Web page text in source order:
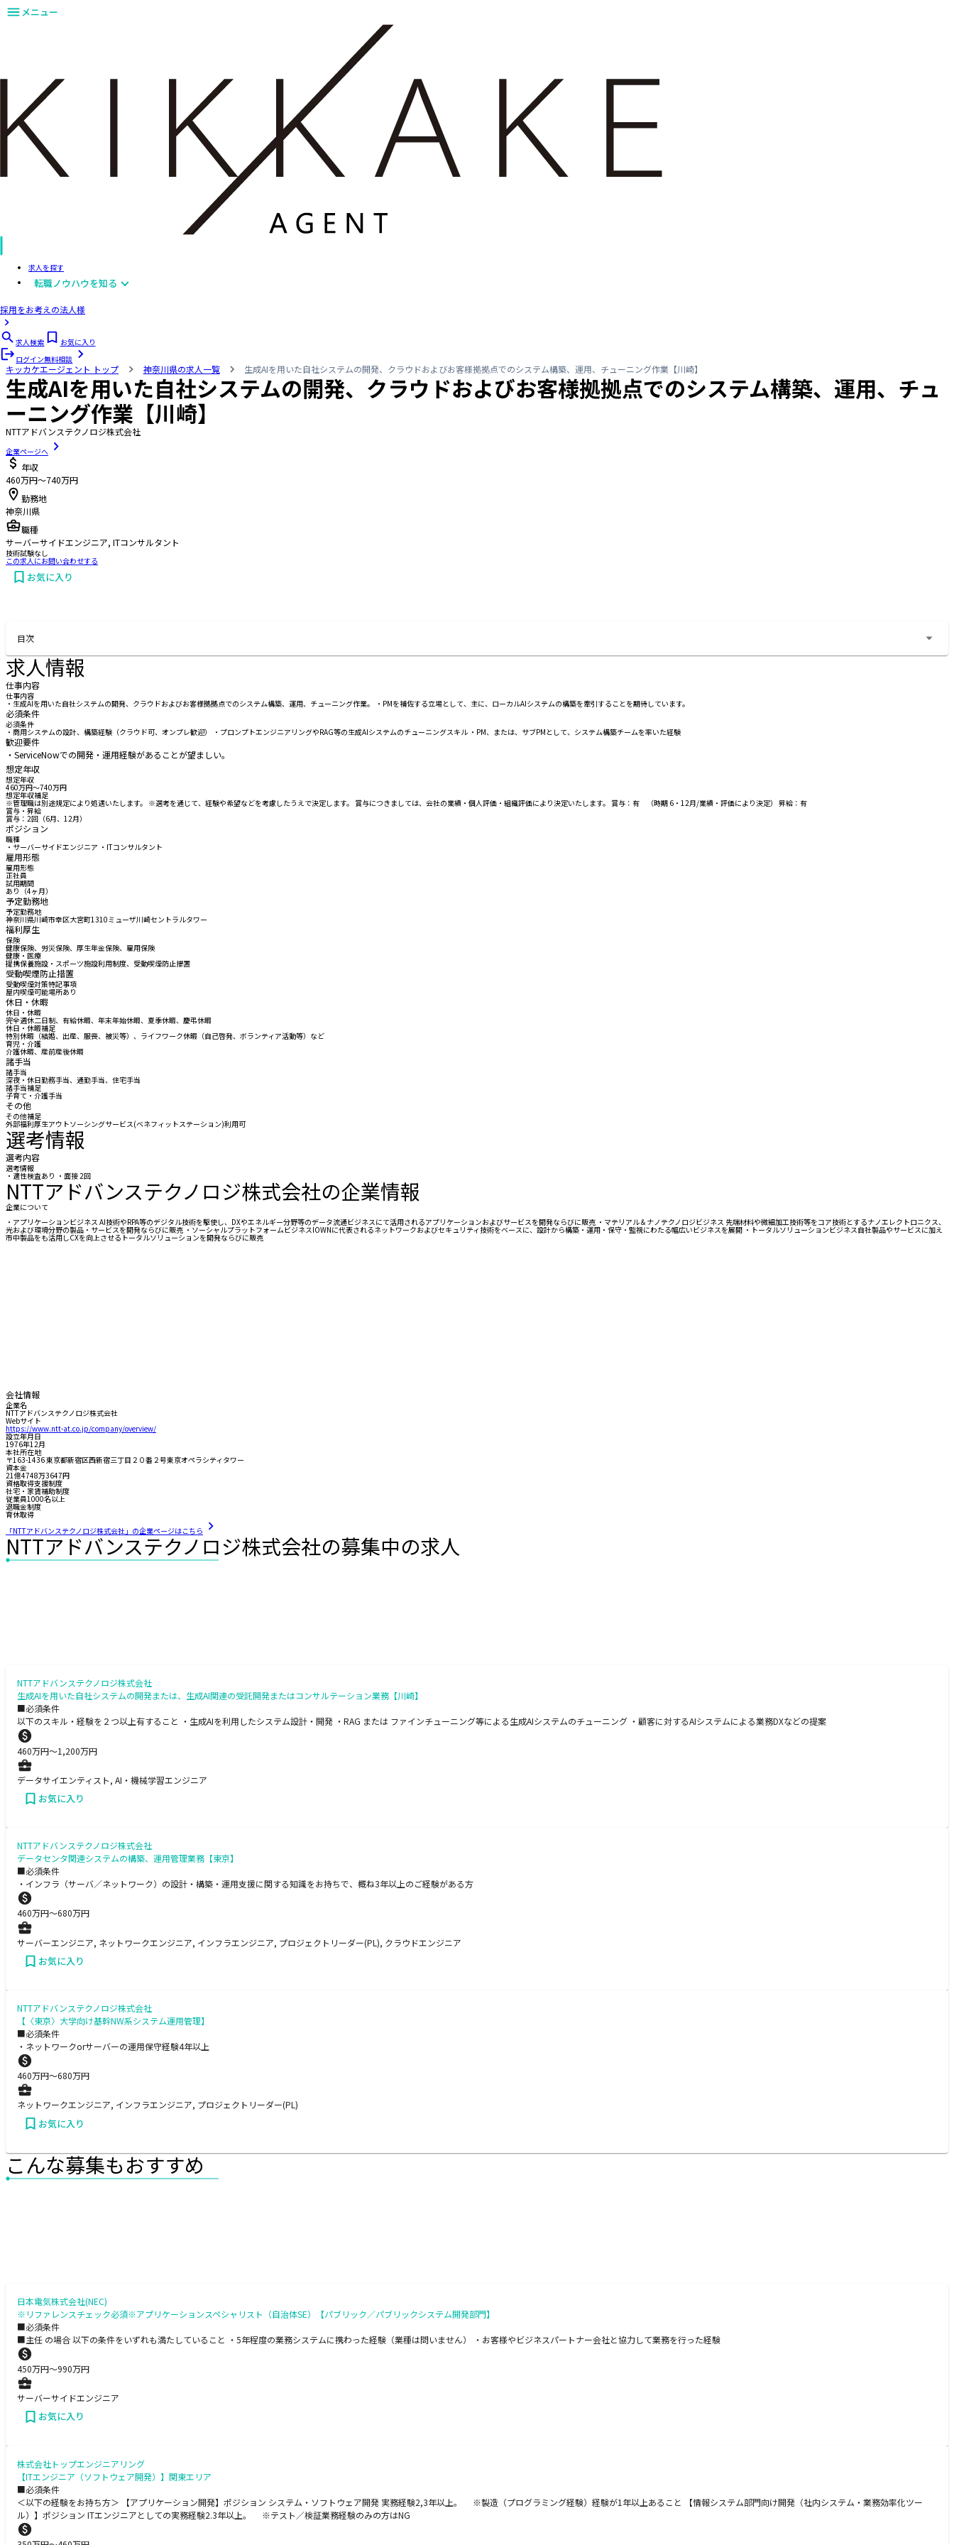
メニュー
求人を探す
転職ノウハウを知る
採用をお考えの法人様
求人検索
お気に入り
ログイン無料相談
キッカケエージェント トップ 神奈川県の求人一覧 生成AIを用いた自社システムの開発、クラウドおよびお客様拠拠点でのシステム構築、運用、チューニング作業【川崎】
生成AIを用いた自社システムの開発、クラウドおよびお客様拠拠点でのシステム構築、運用、チュ
ーニング作業【川崎】
NTTアドバンステクノロジ株式会社
企業ページへ
年収
460万円〜740万円
勤務地
神奈川県
職種
サーバーサイドエンジニア, ITコンサルタント
技術試験なし
この求人にお問い合わせする
お気に入り
目次
求人情報
仕事内容
仕事内容
・生成AIを用いた自社システムの開発、クラウドおよびお客様拠拠点でのシステム構築、運用、チューニング作業。 ・PMを補佐する立場として、主に、ローカルAIシステムの構築を牽引することを期待しています。
必須条件
必須条件
・商用システムの設計、構築経験（クラウド可、オンプレ歓迎） ・プロンプトエンジニアリングやRAG等の生成AIシステムのチューニングスキル ・PM、または、サブPMとして、システム構築チームを率いた経験
歓迎要件
・ServiceNowでの開発・運用経験があることが望ましい。
想定年収
想定年収
460万円〜740万円
想定年収補足
※管理職は別途規定により処遇いたします。 ※選考を通じて、経験や希望などを考慮したうえで決定します。 賞与につきましては、会社の業績・個人評価・組織評価により決定いたします。 賞与：有 （時期 6・12月/業績・評価により決定） 昇給：有
賞与・昇給
賞与：2回（6月、12月）
ポジション
職種
・サーバーサイドエンジニア ・ITコンサルタント
雇用形態
雇用形態
正社員
試用期間
あり（4ヶ月）
予定勤務地
予定勤務地
神奈川県川崎市幸区大宮町1310ミューザ川崎セントラルタワー
福利厚生
保険
健康保険、労災保険、厚生年金保険、雇用保険
健康・医療
提携保養施設・スポーツ施設利用制度、受動喫煙防止措置
受動喫煙防止措置
受動喫煙対策特記事項
屋内喫煙可能場所あり
休日・休暇
休日・休暇
完全週休二日制、有給休暇、年末年始休暇、夏季休暇、慶弔休暇
休日・休暇補足
特別休暇（結婚、出産、服喪、被災等）、ライフワーク休暇（自己啓発、ボランティア活動等）など
育児・介護
介護休暇、産前産後休暇
諸手当
諸手当
深夜・休日勤務手当、通勤手当、住宅手当
諸手当補足
子育て・介護手当
その他
その他補足
外部福利厚生アウトソーシングサービス(ベネフィットステーション)利用可
選考情報
選考内容
選考情報
・適性検査あり ・面接 2回
NTTアドバンステクノロジ株式会社の企業情報
企業について
・アプリケーションビジネス AI技術やRPA等のデジタル技術を駆使し、DXやエネルギー分野等のデータ流通ビジネスにて活用されるアプリケーションおよびサービスを開発ならびに販売 ・マテリアル＆ナノテクノロジビジネス 先端材料や微細加工技術等をコア技術とするナノエレクトロニクス、
光および環境分野の製品・サービスを開発ならびに販売 ・ソーシャルプラットフォームビジネス ​IOWNに代表されるネットワークおよびセキュリティ技術をベースに、設計から構築・運用・保守・監視にわたる幅広いビジネスを展開 ・トータルソリューションビジネス ​自社製品やサービスに加え
市中製品をも活用しCXを向上させるトータルソリューションを開発ならびに販売
会社情報
企業名
NTTアドバンステクノロジ株式会社
Webサイト
https://www.ntt-at.co.jp/company/overview/
設立年月日
1976年12月
本社所在地
〒163-1436 東京都新宿区西新宿三丁目２０番２号東京オペラシティタワー
資本金
21億4748万3647円
資格取得支援制度
社宅・家賃補助制度
従業員1000名以上
退職金制度
育休取得
「NTTアドバンステクノロジ株式会社」の企業ページはこちら
NTTアドバンステクノロジ株式会社の募集中の求人
NTTアドバンステクノロジ株式会社
生成AIを用いた自社システムの開発または、生成AI関連の受託開発またはコンサルテーション業務【川崎】
■必須条件
以下のスキル・経験を２つ以上有すること ・生成AIを利用したシステム設計・開発 ・RAG または ファインチューニング等による生成AIシステムのチューニング ・顧客に対するAIシステムによる業務DXなどの提案
460万円〜1,200万円
データサイエンティスト, AI・機械学習エンジニア
お気に入り
NTTアドバンステクノロジ株式会社
データセンタ関連システムの構築、運用管理業務【東京】
■必須条件
・インフラ（サーバ／ネットワーク）の設計・構築・運用支援に関する知識をお持ちで、概ね3年以上のご経験がある方
460万円〜680万円
サーバーエンジニア, ネットワークエンジニア, インフラエンジニア, プロジェクトリーダー(PL), クラウドエンジニア
お気に入り
NTTアドバンステクノロジ株式会社
【〈東京〉大学向け基幹NW系システム運用管理】
■必須条件
・ネットワークorサーバーの運用保守経験4年以上
460万円〜680万円
ネットワークエンジニア, インフラエンジニア, プロジェクトリーダー(PL)
お気に入り
こんな募集もおすすめ
日本電気株式会社(NEC)
※リファレンスチェック必須※アプリケーションスペシャリスト（自治体SE）【パブリック／パブリックシステム開発部門】
■必須条件
■主任 の場合 以下の条件をいずれも満たしていること ・5年程度の業務システムに携わった経験（業種は問いません） ・お客様やビジネスパートナー会社と協力して業務を行った経験
450万円〜990万円
サーバーサイドエンジニア
お気に入り
株式会社トップエンジニアリング
【ITエンジニア（ソフトウェア開発）】関東エリア
■必須条件
＜以下の経験をお持ち方＞ 【アプリケーション開発】ポジション システム・ソフトウェア開発 実務経験2,3年以上。 ※製造（プログラミング経験）経験が1年以上あること 【情報システム部門向け開発（社内システム・業務効率化ツー
ル）】ポジション ITエンジニアとしての実務経験2.3年以上。 ※テスト／検証業務経験のみの方はNG